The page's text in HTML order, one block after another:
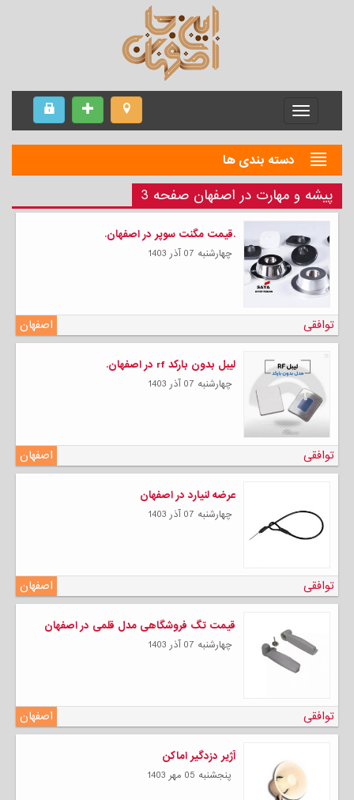
Menu
دسته بندی ها
پیشه و مهارت در اصفهان صفحه 3
.قیمت مگنت سوپر در اصفهان.
چهارشنبه 07 آذر 1403
اصفهان توافقی
لیبل بدون بارکد rf در اصفهان.
چهارشنبه 07 آذر 1403
اصفهان توافقی
عرضه لنیارد در اصفهان
چهارشنبه 07 آذر 1403
اصفهان توافقی
قیمت تگ فروشگاهی مدل قلمی در اصفهان
چهارشنبه 07 آذر 1403
اصفهان توافقی
آژیر دزدگیر اماکن
پنجشنبه 05 مهر 1403